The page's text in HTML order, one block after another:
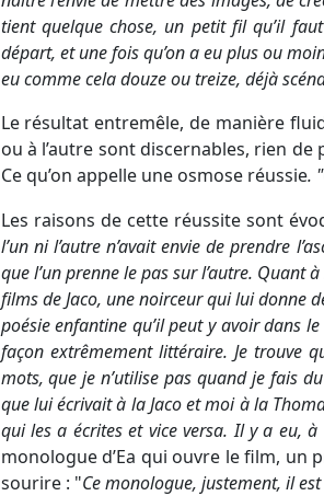
tient quelque chose, un petit fil qu’il
départ, et une fois qu’on a eu plus ou
eu comme cela douze ou treize, déjà
Le résultat entremêle, de manière
ou à l’autre sont discernables, rien
Ce qu’on appelle une osmose réussie. "
Les raisons de cette réussite sont
l’un ni l’autre n’avait envie de prendre
que l’un prenne le pas sur l’autre. Quant
films de Jaco, une noirceur qui lui donne
poésie enfantine qu’il peut y avoir dans
façon extrêmement littéraire. Je trouve
mots, que je n’utilise pas quand je fais
que lui écrivait à la Jaco et moi à la
qui les a écrites et vice versa. Il y a eu,
monologue d’Ea qui ouvre le film, un
sourire : "Ce monologue, justement, il